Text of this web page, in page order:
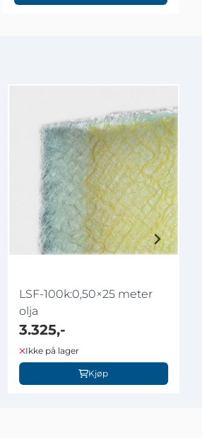
LSF-100k:0,50×25 meter
olja
3.325,-
Ikke på lager
Kjøp